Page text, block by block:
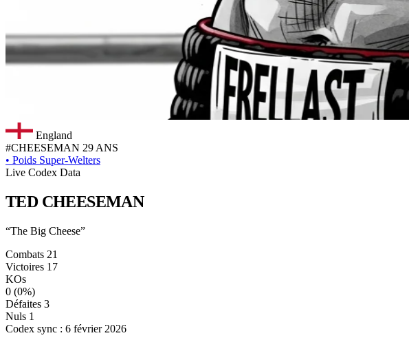
England
#CHEESEMAN 29 ANS
• Poids Super-Welters
Live Codex Data
TED CHEESEMAN
“The Big Cheese”
Combats 21
Victoires 17
KOs
0 (0%)
Défaites 3
Nuls 1
Codex sync : 6 février 2026